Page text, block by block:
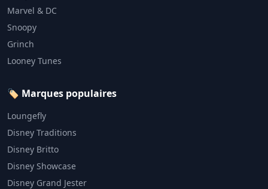
Marvel & DC
Snoopy
Grinch
Looney Tunes
🏷️ Marques populaires
Loungefly
Disney Traditions
Disney Britto
Disney Showcase
Disney Grand Jester